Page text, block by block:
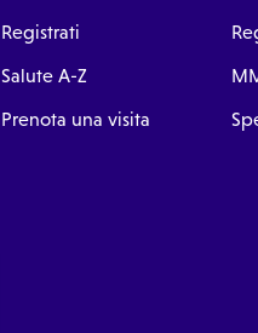
Registrati
Salute A-Z
Prenota una visita